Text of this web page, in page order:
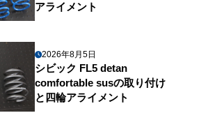
アライメント
2026年8月5日
シビック FL5 detan
comfortable susの取り付け
と四輪アライメント